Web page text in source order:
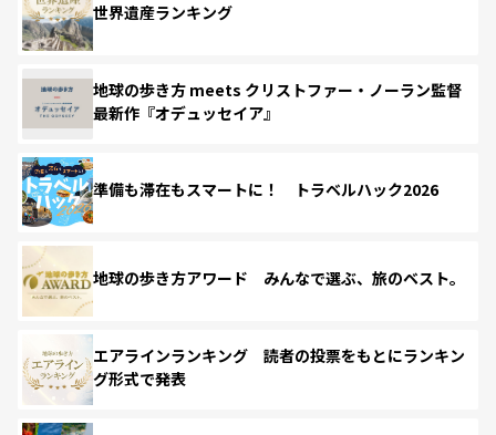
世界遺産ランキング
地球の歩き方 meets クリストファー・ノーラン監督
最新作『オデュッセイア』
準備も滞在もスマートに！ トラベルハック2026
地球の歩き方アワード みんなで選ぶ、旅のベスト。
エアラインランキング 読者の投票をもとにランキン
グ形式で発表